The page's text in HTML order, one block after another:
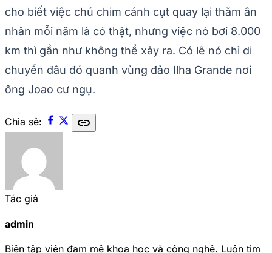
cho biết việc chú chim cánh cụt quay lại thăm ân
nhân mỗi năm là có thật, nhưng việc nó bơi 8.000
km thì gần như không thể xảy ra. Có lẽ nó chỉ di
chuyển đâu đó quanh vùng đảo Ilha Grande nơi
ông Joao cư ngụ.
Chia sẻ: link
Tác giả
admin
Biên tập viên đam mê khoa học và công nghệ. Luôn tìm